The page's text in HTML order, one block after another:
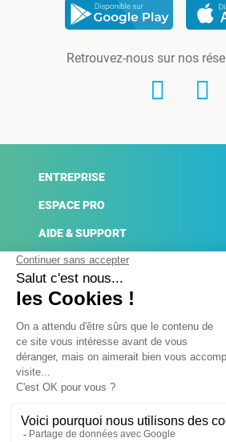
Retrouvez-nous sur nos
ENTREPRISE
ESPACE PRO
AIDE & SUPPORT
ACTUALITÉS
Mentions légales
Conditions générales de